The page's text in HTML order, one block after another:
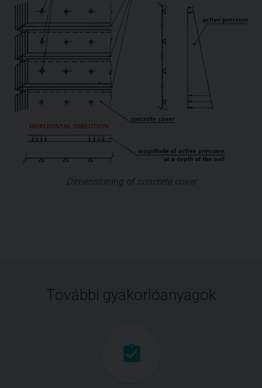
Dimensioning of concrete cover
További gyakorlóanyagok